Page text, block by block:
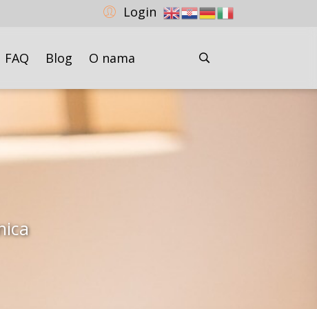
Login
FAQ Blog O nama